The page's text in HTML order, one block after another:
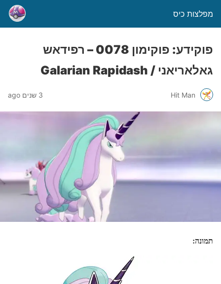
מפלצות כיס
פוקידע: פוקימון 0078 – רפידאש
גאלאריאני / Galarian Rapidash
Hit Man 3 שנים ago
תמונה: